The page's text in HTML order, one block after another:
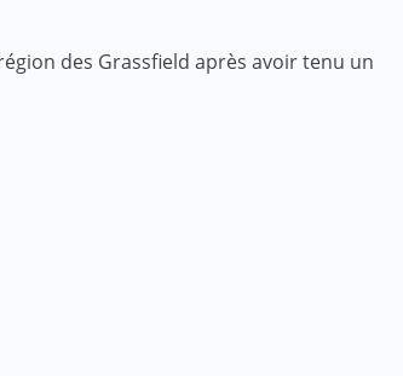
des Grassfield après avoir tenu un